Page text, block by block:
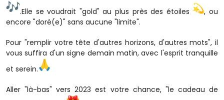
.Elle se voudrait "gold" au plus près des étoiles
, ou
encore "doré(e)" sans aucune "limite".
Pour "remplir votre tête d'autres horizons, d'autres mots", il
vous suffira d'un signe demain matin, avec l'esprit tranquille
et serein.
Aller "là-bas" vers 2023 est votre chance, "le cadeau de